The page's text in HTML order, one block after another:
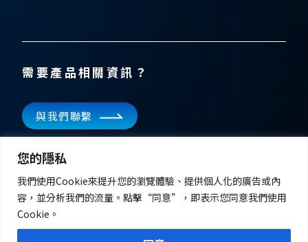
您的隱私
我們使用Cookie來提升您的瀏覽體驗、提供個人化的廣告或內
容，並分析我們的流量。點擊“同意”，即表示您同意我們使用
Cookie。
訂閱電子報
掌握飛宏科技的最新消息
需要產品相關資訊？
與我們聯繫